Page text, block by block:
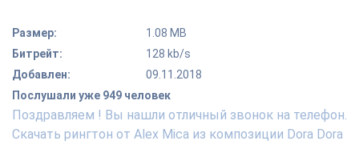
Размер:
1.08 MB
Битрейт:
128 kb/s
Добавлен:
09.11.2018
Послушали уже 949 человек
Поздравляем ! Вы нашли отличный звонок на телефон.
Скачать рингтон от Alex Mica из композиции Dora Dora